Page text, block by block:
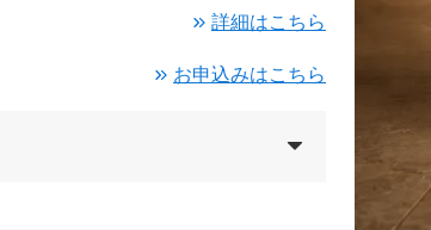
詳細はこちら
お申込みはこちら